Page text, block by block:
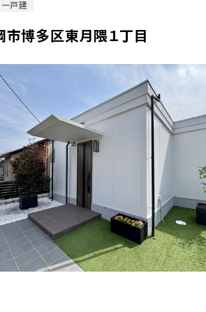
戸建
市博多区東月隈１丁目